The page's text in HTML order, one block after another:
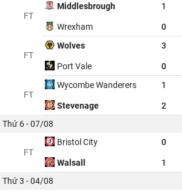
FT
Middlesbrough 1
Wrexham 0
FT
Wolves 3
Port Vale 0
FT
Wycombe Wanderers 1
Stevenage 2
Thứ 6 - 07/08
FT
Bristol City 0
Walsall 1
Thứ 3 - 04/08